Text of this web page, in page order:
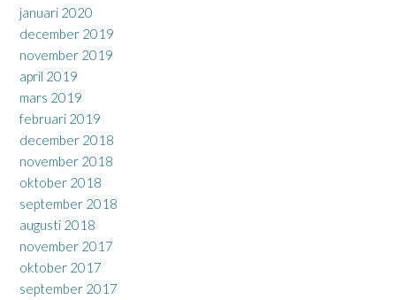
januari 2020
december 2019
november 2019
april 2019
mars 2019
februari 2019
december 2018
november 2018
oktober 2018
september 2018
augusti 2018
november 2017
oktober 2017
september 2017